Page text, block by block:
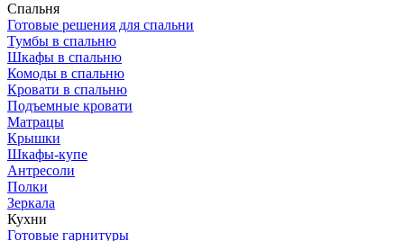
Спальня
Готовые решения для спальни
Тумбы в спальню
Шкафы в спальню
Комоды в спальню
Кровати в спальню
Подъемные кровати
Матрацы
Крышки
Шкафы-купе
Антресоли
Полки
Зеркала
Кухни
Готовые гарнитуры